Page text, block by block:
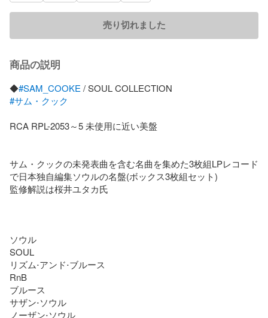
売り切れました
商品の説明
◆#SAM_COOKE
#サム・クック
RCA RPL-2053～5 未使用に近い美盤
サム・クックの未発表曲を含む名曲を集めた3枚組LPレコード
で日本独自編集ソウルの名盤(ボックス3枚組セット)
監修解説は桜井ユタカ氏
ソウル
SOUL
リズム⋅アンド⋅ブルース
RnB
ブルース
サザン⋅ソウル
ノーザン⋅ソウル